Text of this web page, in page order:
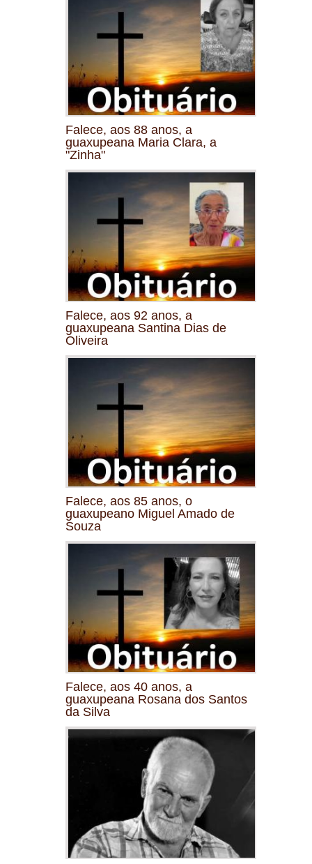
Falece, aos 88 anos, a
guaxupeana Maria Clara, a
"Zinha"
Falece, aos 92 anos, a
guaxupeana Santina Dias de
Oliveira
Falece, aos 85 anos, o
guaxupeano Miguel Amado de
Souza
Falece, aos 40 anos, a
guaxupeana Rosana dos Santos
da Silva